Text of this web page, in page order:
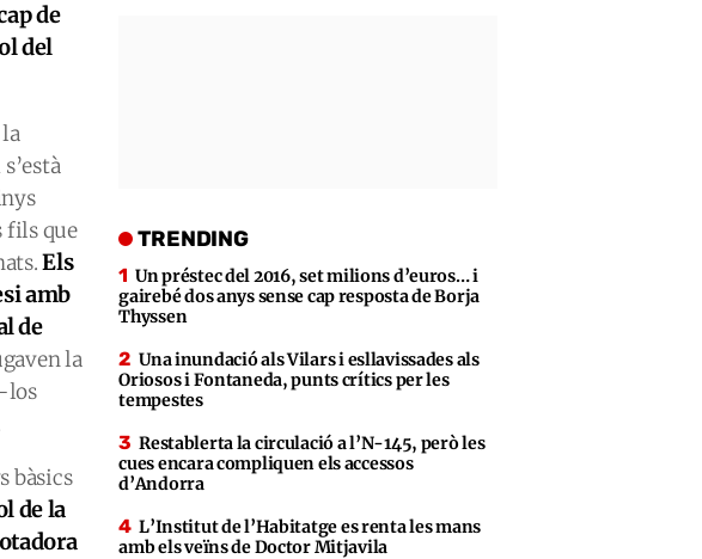
de
del
fils que
Els
amb
de
la
los
bàsics
de la
TRENDING
Un préstec del 2016, set milions d’euros… i
gairebé dos anys sense cap resposta de Borja
Thyssen
Una inundació als Vilars i esllavissades als
Oriosos i Fontaneda, punts crítics per les
tempestes
Restablerta la circulació a l’N-145, però les
cues encara compliquen els accessos
d’Andorra
L’Institut de l’Habitatge es renta les mans
amb els veïns de Doctor Mitjavila